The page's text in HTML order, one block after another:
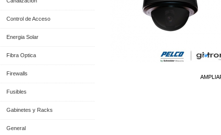
Control de Acceso
Energia Solar
Fibra Optica
Firewalls
Fusibles
Gabinetes y Racks
General